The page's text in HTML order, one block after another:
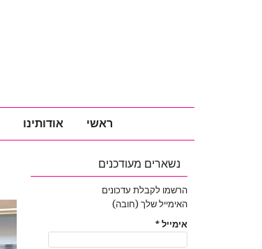
ראשי אודותינו
נשארים מעודכנים
הרשמו לקבלת עדכונים
האימייל שלך (חובה)
אימייל *